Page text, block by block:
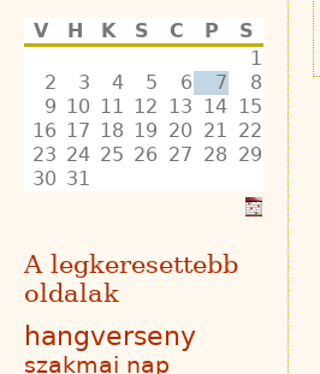
V H K S C P
S
1
2
3 4 5 6 7
8
9 10 11 12 13 14 15
16 17 18 19 20 21
22
23 24 25 26 27 28 29
30 31
A legkeresettebb
oldalak
hangverseny
szakmai nap